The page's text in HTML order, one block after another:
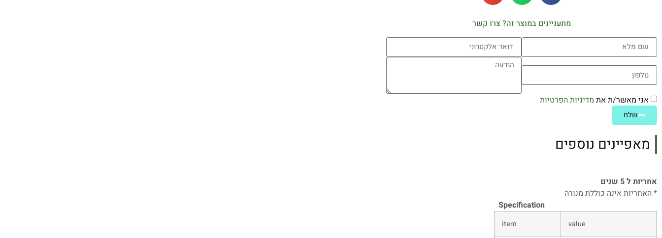
מתעניינים במוצר זה? צרו קשר
אני מאשר/ת את מדיניות הפרטיות
שלח
מאפיינים נוספים
אחריות ל 5 שנים
* האחריות אינה כוללת מנורה
Specification
item value